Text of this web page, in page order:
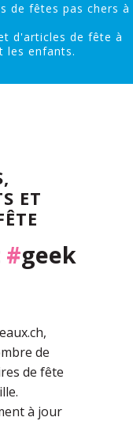
de fêtes pas chers à
d'articles de fête à
les enfants.
ET
#geek
de
de fête
à jour